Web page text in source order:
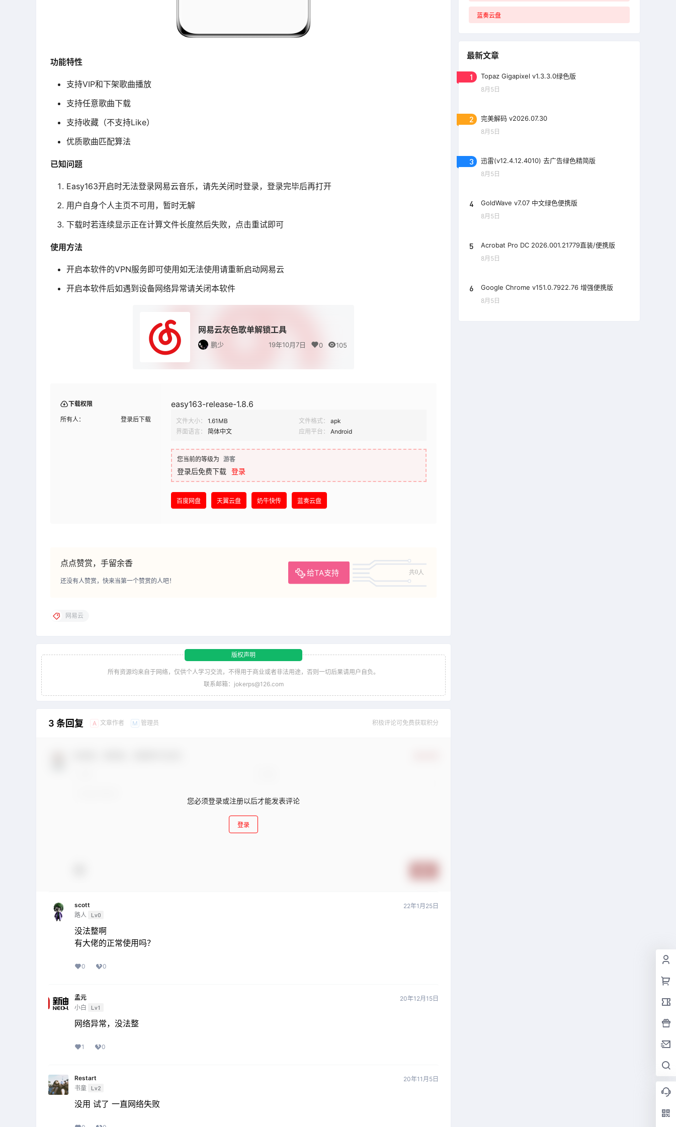
功能特性
支持VIP和下架歌曲播放
支持任意歌曲下载
支持收藏（不支持Like）
优质歌曲匹配算法
已知问题
Easy163开启时无法登录网易云音乐，请先关闭时登录，登录完毕后再打开
用户自身个人主页不可用，暂时无解
下载时若连续显示正在计算文件长度然后失败，点击重试即可
使用方法
开启本软件的VPN服务即可使用如无法使用请重新启动网易云
开启本软件后如遇到 设备网络异常请关闭本软件
网易云灰色歌单解锁工具
鹏少 19年10月7日 0 105
下载权限
所有人： 登录后下载
easy163-release-1.8.6
文件大小： 1.61MB 文件格式：
apk
界面语言：
简体中文 应用平台： Android
您当前的等级为 游客
登录后免费下载 登录
百度网盘 天翼云盘 奶牛快传 蓝奏云盘
点点赞赏，手留余香
给TA支持 共0人
还没有人赞赏，快来当第一个赞赏的人吧！
网易云
版权声明
所有资源均来自于网络，仅供个人学习交流，不得用于商业或者非法用途，否则一切后果请用户自负。
联系邮箱：jokerps@126.com
3 条回复 A 文章作者 M 管理员 积极评论可免费获取积分
您必须登录或注册以后才能发表评论
登录
scott
路人
Lv0
22年1月25日
没法整啊
有大佬的正常使用吗？
0 0
孟元
小白
Lv1
20年12月15日
网络异常，没法整
1 0
Restart
书童 Lv2
20年11月5日
没用 试了 一直网络失败
蓝奏云盘
最新文章
1 Topaz Gigapixel v1.3.3.0绿色版
8月5日
2 完美解码 v2026.07.30
8月5日
3 迅雷(v12.4.12.4010) 去广告绿色精简版
8月5日
4 GoldWave v7.07 中文绿色便携版
8月5日
5 Acrobat Pro DC 2026.001.21779直装/便携版
8月5日
6 Google Chrome v151.0.7922.76 增强便携版
8月5日